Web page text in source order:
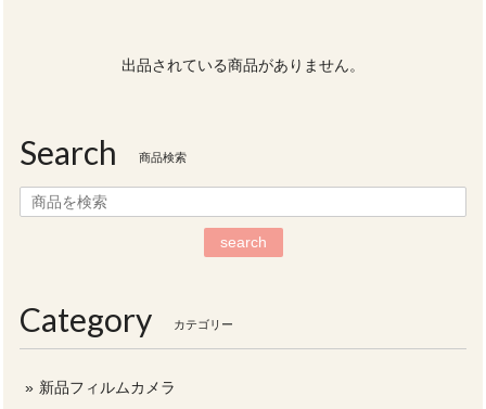
出品されている商品がありません。
Search 商品検索
search
Category カテゴリー
新品フィルムカメラ